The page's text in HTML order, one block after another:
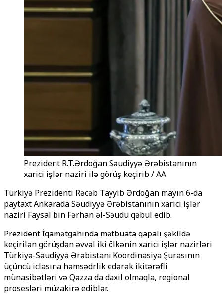
Prezident R.T.Ərdoğan Səudiyyə Ərəbistanının
xarici işlər naziri ilə görüş keçirib / AA
Türkiyə Prezidenti Rəcəb Tayyib Ərdoğan mayın 6-da
paytaxt Ankarada Səudiyyə Ərəbistanının xarici işlər
naziri Faysal bin Fərhan əl-Səudu qəbul edib.
Prezident İqamətgahında mətbuata qapalı şəkildə
keçirilən görüşdən əvvəl iki ölkənin xarici işlər nazirləri
Türkiyə-Səudiyyə Ərəbistanı Koordinasiya Şurasının
üçüncü iclasına həmsədrlik edərək ikitərəfli
münasibətləri və Qəzza da daxil olmaqla, regional
prosesləri müzakirə ediblər.